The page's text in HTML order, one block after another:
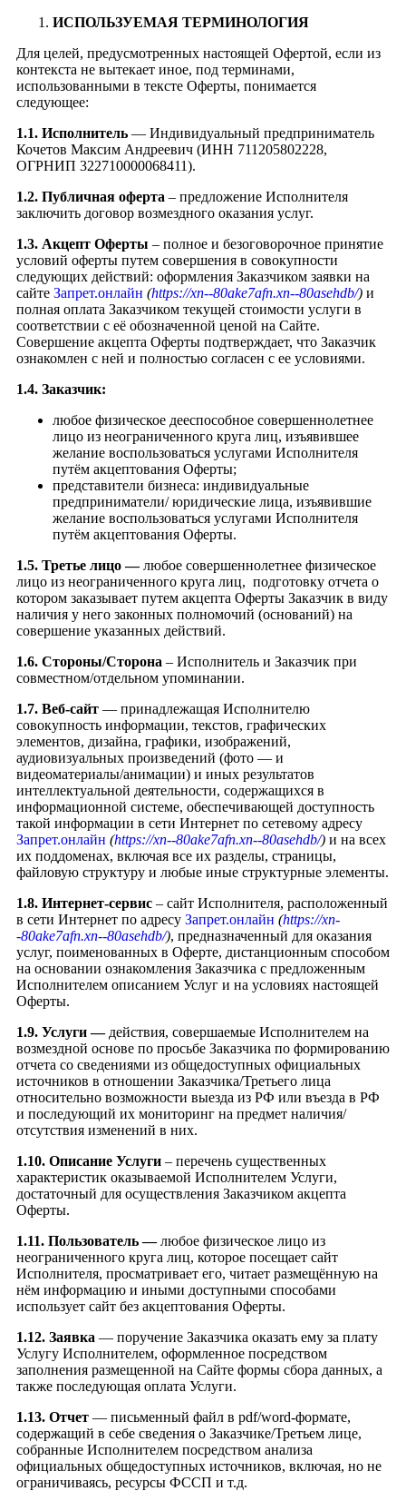
ИСПОЛЬЗУЕМАЯ ТЕРМИНОЛОГИЯ
Для целей, предусмотренных настоящей Офертой, если из
контекста не вытекает иное, под терминами,
использованными в тексте Оферты, понимается
следующее:
1.1. Исполнитель — Индивидуальный предприниматель
Кочетов Максим Андреевич (ИНН 711205802228,
ОГРНИП 322710000068411).
1.2. Публичная оферта – предложение Исполнителя
заключить договор возмездного оказания услуг.
1.3. Акцепт Оферты – полное и безоговорочное принятие
условий оферты путем совершения в совокупности
следующих действий: оформления Заказчиком заявки на
сайте Запрет.онлайн (https://xn--80ake7afn.xn--80asehdb/) и
полная оплата Заказчиком текущей стоимости услуги в
соответствии с её обозначенной ценой на Сайте.
Совершение акцепта Оферты подтверждает, что Заказчик
ознакомлен с ней и полностью согласен с ее условиями.
1.4. Заказчик:
любое физическое дееспособное совершеннолетнее
лицо из неограниченного круга лиц, изъявившее
желание воспользоваться услугами Исполнителя
путём акцептования Оферты;
представители бизнеса: индивидуальные
предприниматели/ юридические лица, изъявившие
желание воспользоваться услугами Исполнителя
путём акцептования Оферты.
1.5. Третье лицо —любое совершеннолетнее физическое
лицо из неограниченного круга лиц, подготовку отчета о
котором заказывает путем акцепта Оферты Заказчик в виду
наличия у него законных полномочий (оснований) на
совершение указанных действий.
1.6. Стороны/Сторона – Исполнитель и Заказчик при
совместном/отдельном упоминании.
1.7. Веб-сайт — принадлежащая Исполнителю
совокупность информации, текстов, графических
элементов, дизайна, графики, изображений,
аудиовизуальных произведений (фото — и
видеоматериалы/анимации) и иных результатов
интеллектуальной деятельности, содержащихся в
информационной системе, обеспечивающей доступность
такой информации в сети Интернет по сетевому адресу
Запрет.онлайн (https://xn--80ake7afn.xn--80asehdb/) и на всех
их поддоменах, включая все их разделы, страницы,
файловую структуру и любые иные структурные элементы.
1.8. Интернет-сервис – сайт Исполнителя, расположенный
в сети Интернет по адресу Запрет.онлайн (https://xn-
-80ake7afn.xn--80asehdb/), предназначенный для оказания
услуг, поименованных в Оферте, дистанционным способом
на основании ознакомления Заказчика с предложенным
Исполнителем описанием Услуг и на условиях настоящей
Оферты.
1.9. Услуги — действия, совершаемые Исполнителем на
возмездной основе по просьбе Заказчика по формированию
отчета со сведениями из общедоступных официальных
источников в отношении Заказчика/Третьего лица
относительно возможности выезда из РФ или въезда в РФ
и последующий их мониторинг на предмет наличия/
отсутствия изменений в них.
1.10. Описание Услуги – перечень существенных
характеристик оказываемой Исполнителем Услуги,
достаточный для осуществления Заказчиком акцепта
Оферты.
1.11. Пользователь —любое физическое лицо из
неограниченного круга лиц, которое посещает сайт
Исполнителя, просматривает его, читает размещённую на
нём информацию и иными доступными способами
использует сайт без акцептования Оферты.
1.12. Заявка — поручение Заказчика оказать ему за плату
Услугу Исполнителем, оформленное посредством
заполнения размещенной на Сайте формы сбора данных, а
также последующая оплата Услуги.
1.13. Отчет — письменный файл в pdf/word-формате,
содержащий в себе сведения о Заказчике/Третьем лице,
собранные Исполнителем посредством анализа
официальных общедоступных источников, включая, но не
ограничиваясь, ресурсы ФССП и т.д.